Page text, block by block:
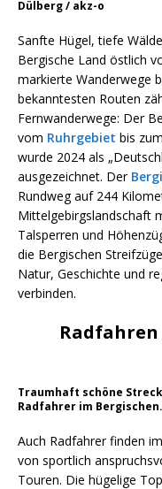
Dülberg / akz-o
Sanfte Hügel, tiefe
Bergische Land östlich
markierte Wanderwege
bekanntesten Routen
Fernwanderwege: Der
vom Ruhrgebiet bis
wurde 2024 als
ausgezeichnet. Der
Rundweg auf 244
Mittelgebirgslandschaft
Talsperren und
die Bergischen
Natur, Geschichte und
verbinden.
Traumhaft schöne
Radfahrer im
Auch Radfahrer finden
von sportlich
Touren. Die hügelige